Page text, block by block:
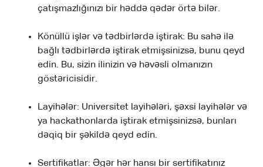
çatışmazlığınızı bir həddə qədər örtə bilər.
Könüllü işlər və tədbirlərdə iştirak: Bu sahə ilə
bağlı tədbirlərdə iştirak etmişsinizsə, bunu qeyd
edin. Bu, sizin ilinizin və həvəsli olmanızın
göstəricisidir.
Layihələr: Universitet layihələri, şəxsi layihələr və
ya hackathonlarda iştirak etmişsinizsə, bunları
dəqiq bir şəkildə qeyd edin.
Sertifikatlar: Əgər hər hansı bir sertifikatınız